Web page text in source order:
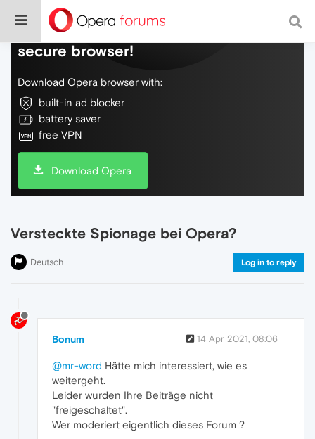
Do more on the web, with a fast and
secure browser!
Download Opera browser with:
built-in ad blocker
battery saver
free VPN
Download Opera
Versteckte Spionage bei Opera?
Deutsch Log in to reply
Bonum 14 Apr 2021, 08:06
@mr-word Hätte mich interessiert, wie es
weitergeht.
Leider wurden Ihre Beiträge nicht
"freigeschaltet".
Wer moderiert eigentlich dieses Forum ?